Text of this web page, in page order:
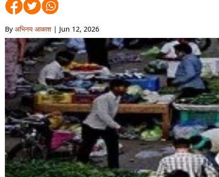
By अभिनय आकाश| Jun 12, 2026